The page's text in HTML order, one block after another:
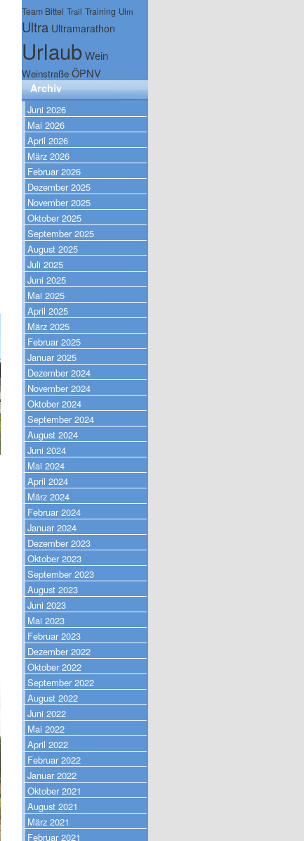
Team Bittel Trail Training Ulm
Ultra Ultramarathon
UrlaubWein
Weinstraße ÖPNV
Archiv
Juni 2026
Mai 2026
April 2026
März 2026
Februar 2026
Dezember 2025
November 2025
Oktober 2025
September 2025
August 2025
Juli 2025
Juni 2025
Mai 2025
April 2025
März 2025
Februar 2025
Januar 2025
Dezember 2024
November 2024
Oktober 2024
September 2024
August 2024
Juni 2024
Mai 2024
April 2024
März 2024
Februar 2024
Januar 2024
Dezember 2023
Oktober 2023
September 2023
August 2023
Juni 2023
Mai 2023
Februar 2023
Dezember 2022
Oktober 2022
September 2022
August 2022
Juni 2022
Mai 2022
April 2022
Februar 2022
Januar 2022
Oktober 2021
August 2021
März 2021
Februar 2021